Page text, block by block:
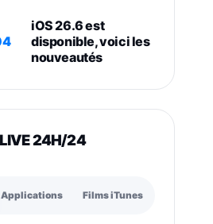
iOS 26.6 est
disponible, voici les
nouveautés
24H/24
Applications Films iTunes